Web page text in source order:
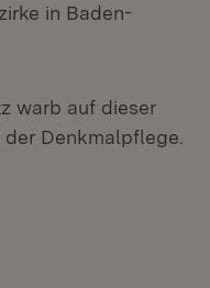
in Baden-
warb auf dieser
Denkmalpflege.